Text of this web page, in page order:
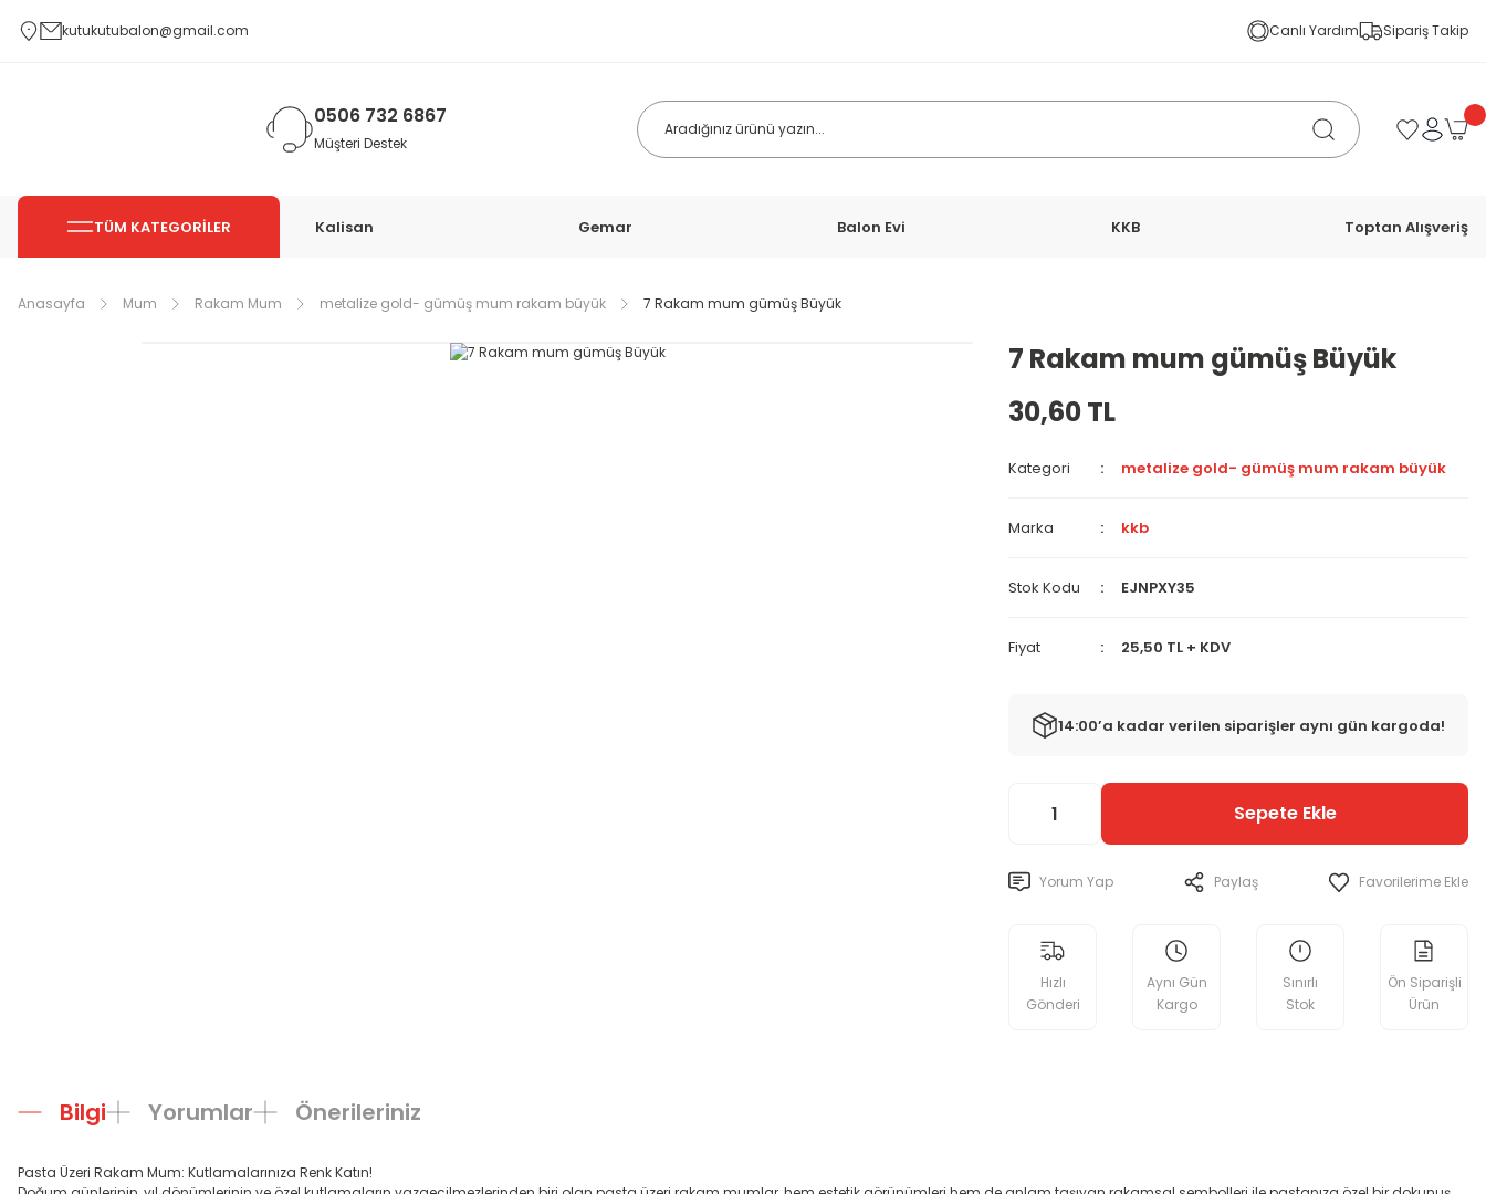
kutukutubalon@gmail.com Canlı Yardım Sipariş Takip
0506 732 6867
Müşteri Destek
TÜM KATEGORİLER Kalisan Gemar Balon Evi KKB Toptan Alışveriş
Anasayfa Mum Rakam Mum metalize gold- gümüş mum rakam büyük 7 Rakam mum gümüş Büyük
7 Rakam mum gümüş Büyük
30,60 TL
Kategori metalize gold- gümüş mum rakam büyük
Marka kkb
Stok Kodu EJNPXY35
Fiyat 25,50 TL + KDV
14:00’a kadar verilen siparişler aynı gün kargoda!
Sepete Ekle
Yorum Yap Paylaş
Hızlı
Gönderi
Aynı Gün
Kargo
Sınırlı
Stok
Ön Siparişli
Ürün
Bilgi Yorumlar Önerileriniz
Pasta Üzeri Rakam Mum: Kutlamalarınıza Renk Katın!